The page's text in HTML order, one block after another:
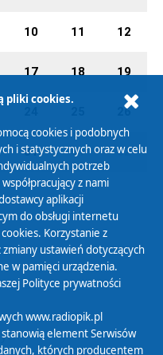
10 11 12
17 18 19
26
31 01 02
pliki cookies.
cookies i podobnych
i statystycznych oraz w celu
potrzeb
z nami
aplikacji
do obsługi internetu
Korzystanie z
ustawień dotyczących
w pamięci urządzenia.
Polityce prywatności
www.radiopik.pl
stanowią element Serwisów
których producentem